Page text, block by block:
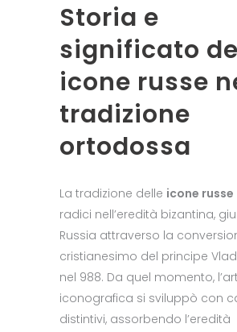
Storia e
significato
icone russe
tradizione
ortodossa
La tradizione delle icone russe
radici nell’eredità bizantina,
Russia attraverso la
cristianesimo del principe
nel 988. Da quel momento,
iconografica si sviluppò con
distintivi, assorbendo l’eredità